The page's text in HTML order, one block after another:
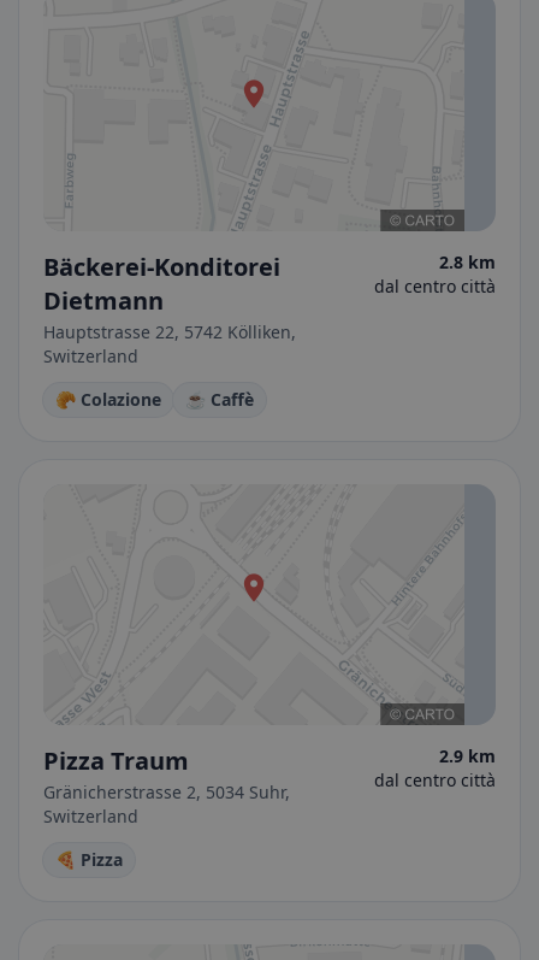
Bäckerei-Konditorei
Dietmann
Hauptstrasse 22, 5742 Kölliken,
Switzerland
2.8 km
dal centro città
🥐 Colazione ☕ Caffè
Pizza Traum
Gränicherstrasse 2, 5034 Suhr,
Switzerland
2.9 km
dal centro città
🍕 Pizza